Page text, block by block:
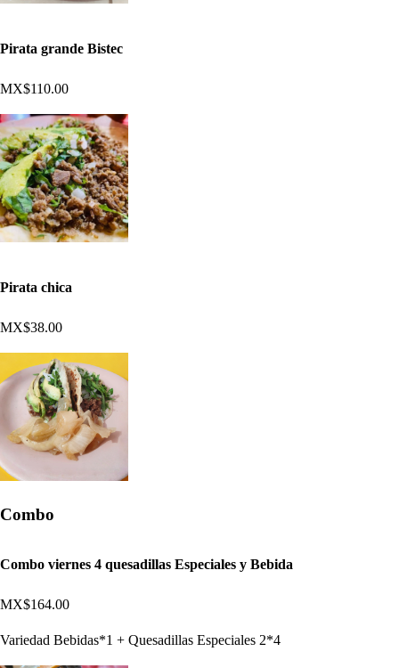
Pirata grande Bistec
MX$110.00
Pirata chica
MX$38.00
Combo
Combo viernes 4 quesadillas Especiales y Bebida
MX$164.00
Variedad Bebidas*1 + Quesadillas Especiales 2*4